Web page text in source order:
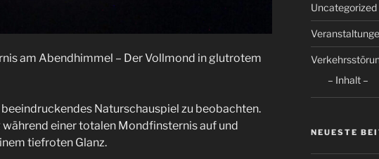
am Abendhimmel – Der Vollmond in glutrotem
Naturschauspiel zu beobachten.
einer totalen Mondfinsternis auf und
tiefroten Glanz.
Uncategorized
– Inhalt –
NEUESTE